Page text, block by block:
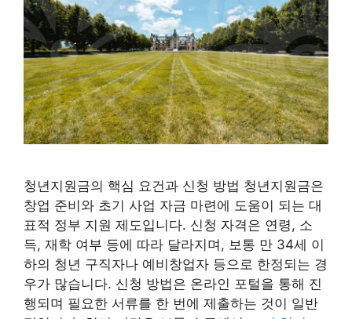
청년지원금의 핵심 요건과 신청 방법 청년지원금은
창업 준비와 초기 사업 자금 마련에 도움이 되는 대
표적 정부 지원 제도입니다. 신청 자격은 연령, 소
득, 재학 여부 등에 따라 달라지며, 보통 만 34세 이
하의 청년 구직자나 예비창업자 등으로 한정되는 경
우가 많습니다. 신청 방법은 온라인 포털을 통해 진
행되며 필요한 서류를 한 번에 제출하는 것이 일반